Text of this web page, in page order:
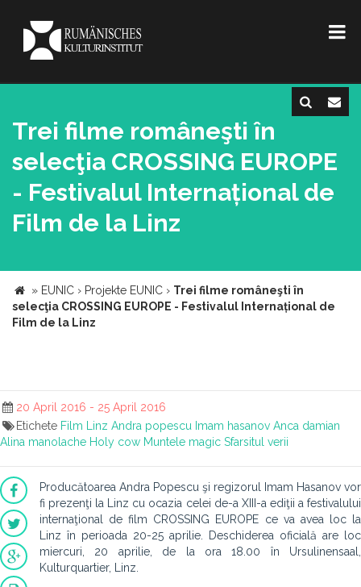
Trei filme româneşti în
selecţia CROSSING EUROPE
- Festivalul Internațional de
Film de la Linz
» EUNIC › Projekte EUNIC › Trei filme româneşti în
selecţia CROSSING EUROPE - Festivalul Internațional de
Film de la Linz
20 April 2016 - 25 April 2016
Etichete Film Linz Andra popescu Imam hasanov Anca damian
Alina manolache Holy cow Muntele magic Sfarsitul verii
Producătoarea Andra Popescu şi regizorul Imam Hasanov vor
fi prezenţi la Linz cu ocazia celei de-a XIII-a ediţii a festivalului
internaţional de film CROSSING EUROPE ce va avea loc la
Linz în perioada 20-25 aprilie. Deschiderea oficială are loc
miercuri, 20 aprilie, de la ora 18.00 în Ursulinensaal,
Kulturquartier, Linz.